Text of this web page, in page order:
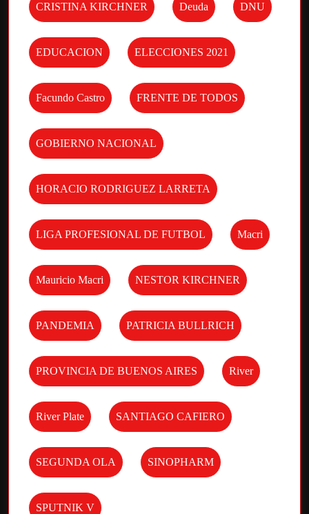
CRISTINA KIRCHNER Deuda DNU
EDUCACION ELECCIONES 2021
Facundo Castro FRENTE DE TODOS
GOBIERNO NACIONAL
HORACIO RODRIGUEZ LARRETA
LIGA PROFESIONAL DE FUTBOL Macri
Mauricio Macri NESTOR KIRCHNER
PANDEMIA PATRICIA BULLRICH
PROVINCIA DE BUENOS AIRES River
River Plate SANTIAGO CAFIERO
SEGUNDA OLA SINOPHARM
SPUTNIK V